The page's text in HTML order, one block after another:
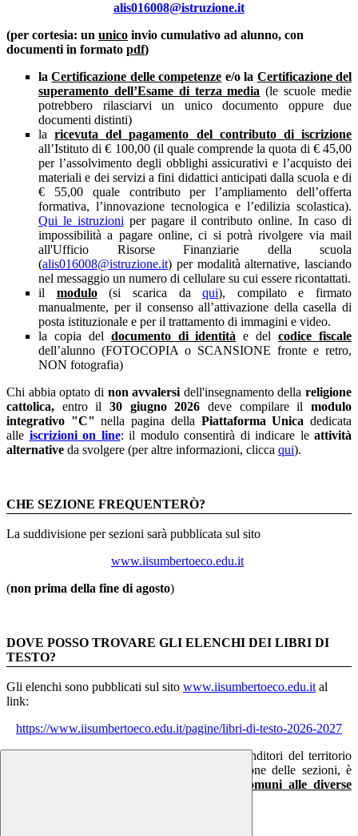
alis016008@istruzione.it
(per cortesia: un unico invio cumulativo ad alunno, con
documenti in formato pdf)
laCertificazione delle competenze e/o la Certificazione del
superamento dell’Esame di terza media (le scuole medie
potrebbero rilasciarvi un unico documento oppure due
documenti distinti)
laricevuta delpagamento del contributo di iscrizione
all’Istituto di € 100,00 (il qualecomprende la quota di € 45,00
per l’assolvimento degli obblighi assicurativi e l’acquisto dei
materiali e dei servizi a fini didattici anticipati dalla scuola e di
€ 55,00 quale contributo per l’ampliamento dell’offerta
formativa, l’innovazione tecnologica e l’edilizia scolastica).
Qui le istruzioniper pagare il contributo online. In caso di
impossibilità a pagare online, ci si potrà rivolgere via mail
all'Ufficio Risorse Finanziarie della scuola
(alis016008@istruzione.it) per modalità alternative, lasciando
nel messaggio un numero di cellulare su cui essere ricontattati.
il modulo(si scarica daqui), compilato e firmato
manualmente, per il consenso all’attivazione della casella di
posta istituzionale e per il trattamento di immagini e video.
la copia del documento di identità e delcodice fiscale
dell’alunno (FOTOCOPIA o SCANSIONE fronte e retro,
NON fotografia)
Chi abbia optato di non avvalersidell'insegnamento della religione
cattolica, entro il30 giugno 2026 deve compilare ilmodulo
integrativo "C" nella pagina dellaPiattaforma Unica dedicata
alle iscrizioni on line: il modulo consentirà di indicare le attività
alternative da svolgere (per altre informazioni, clicca qui).
CHE SEZIONE FREQUENTERÒ?
La suddivisione per sezioni sarà pubblicata sul sito
www.iisumbertoeco.edu.it
(non prima della fine di agosto)
DOVE POSSO TROVARE GLI ELENCHI DEI LIBRI DI
TESTO?
Gli elenchi sono pubblicati sul sito www.iisumbertoeco.edu.it al
link:
https://www.iisumbertoeco.edu.it/pagine/libri-di-testo-2026-2027
Gli elenchi sono a disposizione anche dei rivenditori del territorio
(librerie, ipermercati, …); fino alla pubblicazione delle sezioni, è
comuni alle diverse